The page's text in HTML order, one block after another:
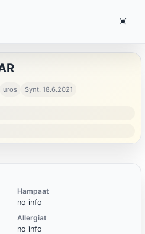
☀️
uros Synt. 18.6.2021
Hampaat
no info
Allergiat
no info